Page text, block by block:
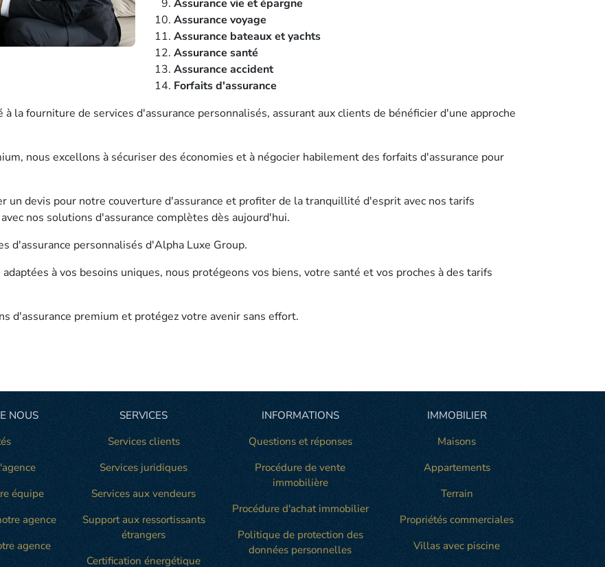
Assurance vie et épargne
Assurance voyage
Assurance bateaux et yachts
Assurance santé
Assurance accident
Forfaits d'assurance
la fourniture de services d'assurance personnalisés, assurant aux clients de bénéficier d'une approche
nous excellons à sécuriser des économies et à négocier habilement des forfaits d'assurance pour
un devis pour notre couverture d'assurance et profiter de la tranquillité d'esprit avec nos tarifs
nos solutions d'assurance complètes dès aujourd'hui.
d'assurance personnalisés d'Alpha Luxe Group.
à vos besoins uniques, nous protégeons vos biens, votre santé et vos proches à des tarifs
d'assurance premium et protégez votre avenir sans effort.
NOUS
équipe
agence
agence
SERVICES
Services clients
Services juridiques
Services aux vendeurs
Support aux ressortissants
étrangers
Certification énergétique
INFORMATIONS
Questions et réponses
Procédure de vente
immobilière
Procédure d'achat immobilier
Politique de protection des
données personnelles
IMMOBILIER
Maisons
Appartements
Terrain
Propriétés commerciales
Villas avec piscine